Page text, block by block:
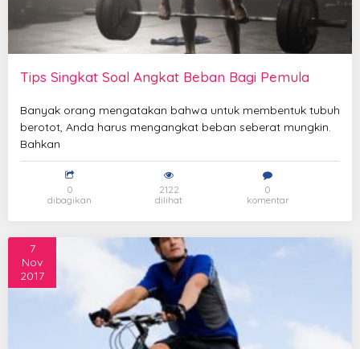
Tips Singkat Soal Angkat Beban Bagi Pemula
Banyak orang mengatakan bahwa untuk membentuk tubuh
berotot, Anda harus mengangkat beban seberat mungkin.
Bahkan
0
dibagikan
2122
dilihat
0
komentar
7
Nov
2017